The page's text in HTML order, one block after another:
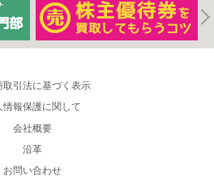
取引法に基づく表示
情報保護に関して
会社概要
沿革
お問い合わせ